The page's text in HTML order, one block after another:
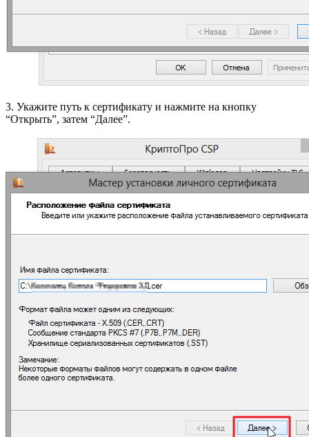
3. Укажите путь к сертификату и нажмите на кнопку
“Открыть”, затем “Далее”.